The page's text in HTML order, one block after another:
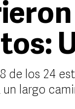
de los 24
largo